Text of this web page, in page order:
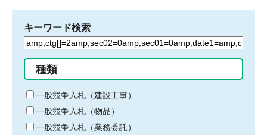
キーワード検索
検
る
キ
ー
ワ
ー
種類
一般競争入札（建設工事）
一般競争入札（物品）
一般競争入札（業務委託）